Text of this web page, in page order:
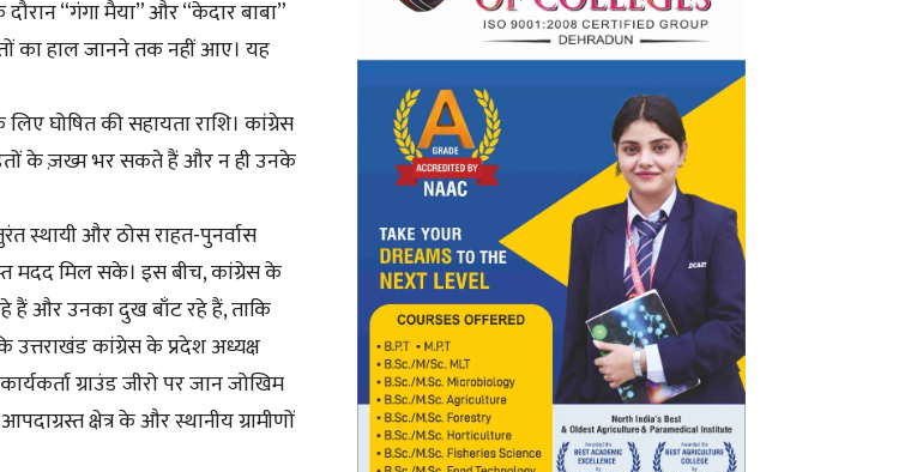
“गंगा मैया” और “केदार बाबा”
का हाल जानने तक नहीं आए। यह
घोषित की सहायता राशि। कांग्रेस
के ज़ख्म भर सकते हैं और न ही उनके
स्थायी और ठोस राहत-पुनर्वास
मदद मिल सके। इस बीच, कांग्रेस के
हैं और उनका दुख बाँट रहे हैं, ताकि
कांग्रेस के प्रदेश अध्यक्ष
ग्राउंड जीरो पर जान जोखिम
क्षेत्र के और स्थानीय ग्रामीणों